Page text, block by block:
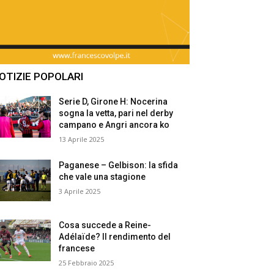
POPOLARI
Serie D, Girone H: Nocerina
sogna la vetta, pari nel derby
campano e Angri ancora ko
13 Aprile 2025
Paganese – Gelbison: la sfida
che vale una stagione
3 Aprile 2025
Cosa succede a Reine-
Adélaïde? Il rendimento del
francese
25 Febbraio 2025